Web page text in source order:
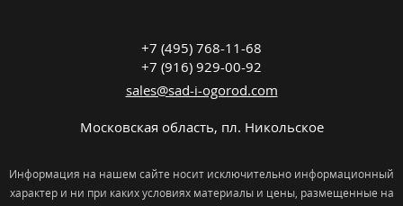
+7 (495) 768-11-68
+7 (916) 929-00-92
sales@sad-i-ogorod.com
Московская область, пл. Никольcкое
Информация на нашем сайте носит исключительно информационный
характер и ни при каких условиях материалы и цены, размещенные на